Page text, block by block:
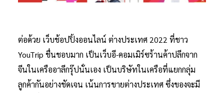
ต่อด้วย เว็บช้อปปิ้งออนไลน์ ต่างประเทศ 2022 ที่ชาว
YouTrip ชื่นชอบมาก เป็นเว็บอี-คอมเมิร์ซร้านค้าปลีกจาก
จีนในเครืออาลีกรุ๊ปนั่นเอง เป็นบริษัทในเครือที่แยกกลุ่ม
ลูกค้ากันอย่างชัดเจน เน้นการขายต่างประเทศ ซึ่งของจะมี